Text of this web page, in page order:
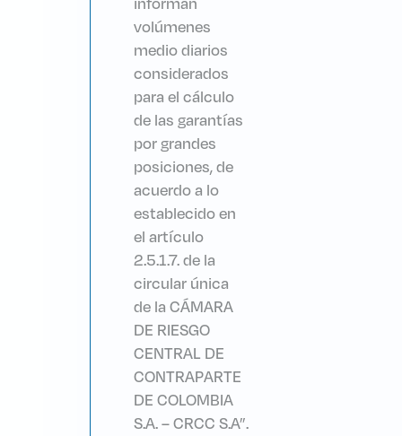
volúmenes
medio diarios
considerados
para el cálculo
de las garantías
por grandes
posiciones, de
acuerdo a lo
establecido en
el artículo
2.5.1.7. de la
circular única
de la CÁMARA
DE RIESGO
CENTRAL DE
CONTRAPARTE
DE COLOMBIA
S.A. – CRCC S.A”.